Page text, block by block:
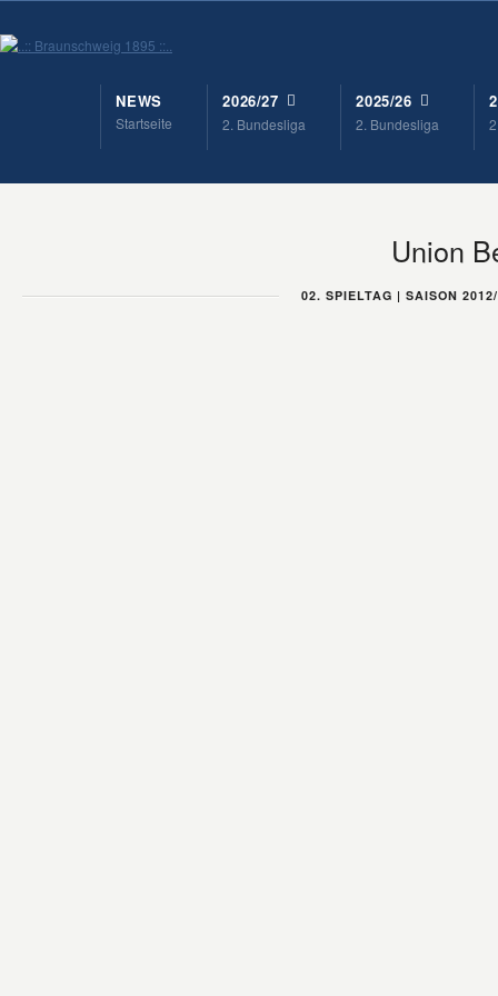
NEWS
Startseite
2026/27
2. Bundesliga
2025/26
2. Bundesliga
Union
02. SPIELTAG | SAISON